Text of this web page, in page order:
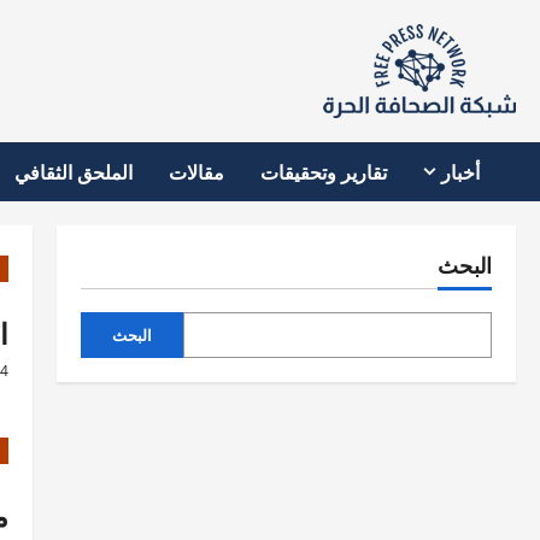
أخبار تقارير وتحقيقات مقالات الملحق الثقافي
البحث
البحث